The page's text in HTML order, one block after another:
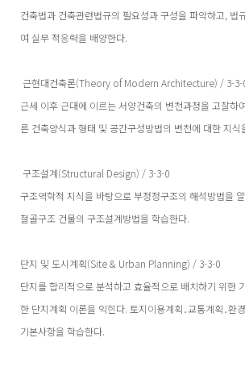
건축법과 건축관련법규의 필요성과 구성을 파악하고, 법
여 실무 적응력을 배양한다.
근현대건축론(Theory of Modern Architecture) / 3-3-
근세 이후 근대에 이르는 서양건축의 변천과정을 고찰하
른 건축양식과 형태 및 공간구성방법의 변천에 대한 지식
구조설계(Structural Design) / 3-3-0
구조역학적 지식을 바탕으로 부정정구조의 해석방법을
철골구조 건물의 구조설계방법을 학습한다.
단지 및 도시계획(Site & Urban Planning) / 3-3-0
단지를 합리적으로 분석하고 효율적으로 배치하기 위한
한 단지계획 이론을 익힌다. 토지이용계획․교통계획․환
기본사항을 학습한다.